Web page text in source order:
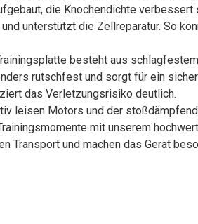
die Knochendichte
unterstützt die Zellreparatur. So
besteht aus
rutschfest und sorgt für ein
das Verletzungsrisiko deutlich.
leisen Motors und der
mit unserem
Transport und machen das Gerät